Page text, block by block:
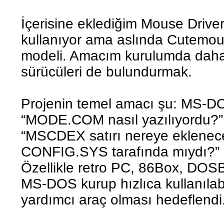
İçerisine eklediğim Mouse
kullanıyor ama aslında
modeli. Amacım kurulumda
sürücüleri de bulundurmak.
Projenin temel amacı şu: MS-
“MODE.COM nasıl
“MSCDEX satırı nereye
CONFIG.SYS tarafında
Özellikle retro PC, 86Box,
MS-DOS kurup hızlıca
yardımcı araç olması